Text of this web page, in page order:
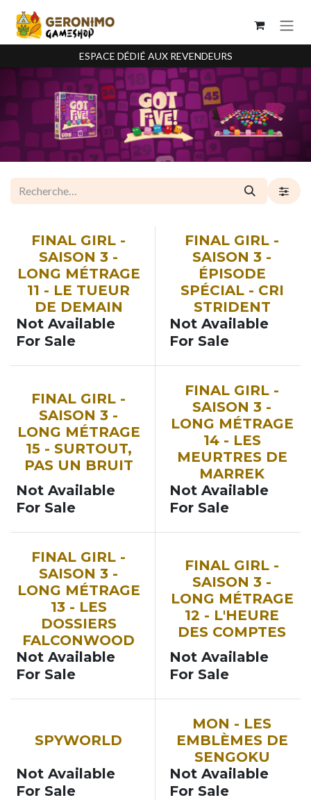
ESPACE DÉDIÉ AUX REVENDEURS
SOON
FINAL GIRL -
SAISON 3 -
LONG MÉTRAGE
11 - LE TUEUR
DE DEMAIN
Not Available
For Sale
SOON
FINAL GIRL -
SAISON 3 -
ÉPISODE
SPÉCIAL - CRI
STRIDENT
Not Available
For Sale
SOON
FINAL GIRL -
SAISON 3 -
LONG MÉTRAGE
15 - SURTOUT,
PAS UN BRUIT
Not Available
For Sale
SOON
FINAL GIRL -
SAISON 3 -
LONG MÉTRAGE
14 - LES
MEURTRES DE
MARREK
Not Available
For Sale
SOON
FINAL GIRL -
SAISON 3 -
LONG MÉTRAGE
13 - LES
DOSSIERS
FALCONWOOD
Not Available
For Sale
SOON
FINAL GIRL -
SAISON 3 -
LONG MÉTRAGE
12 - L'HEURE
DES COMPTES
Not Available
For Sale
SOON
SPYWORLD
Not Available
For Sale
SOONMON - LES
EMBLÈMES DE
SENGOKU
Not Available
For Sale